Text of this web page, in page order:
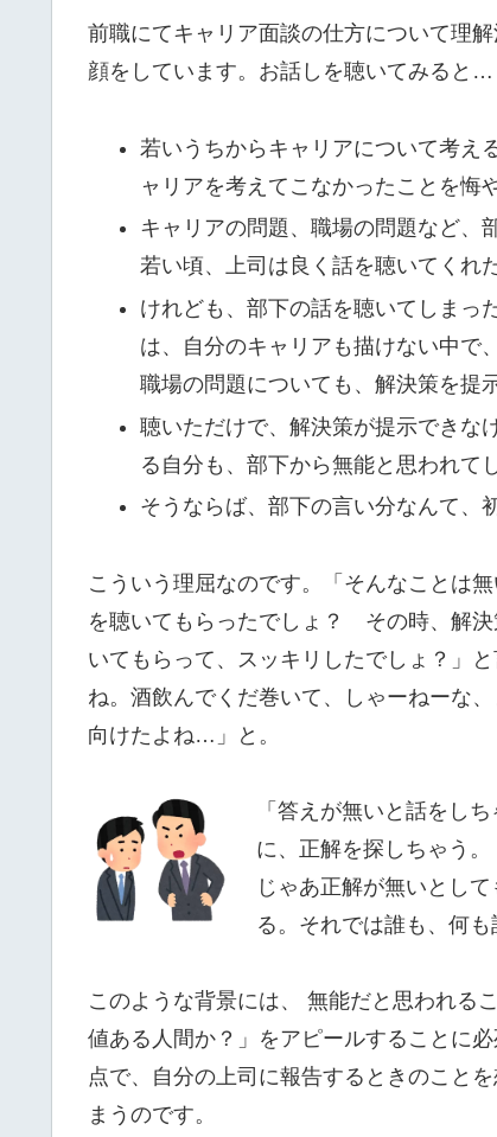
前職にてキャリア面談の仕方について理
顔をしています。お話しを聴いてみると…
若いうちからキャリアについて考え
ャリアを考えてこなかったことを悔
キャリアの問題、職場の問題など、
若い頃、上司は良く話を聴いてくれた
けれども、 部下の話を聴いてしまっ
は、自分のキャリアも描けない中で
職場の問題についても、解決策を提
聴いただけで、解決策が提示できな
る自分も、部下から無能と思われて
そうならば、部下の言い分なんて、
こういう理屈なのです。「そんなことは
を聴いてもらったでしょ？ その時、解
いてもらって、スッキリしたでしょ？」
ね。酒飲んでくだ巻いて、しゃーねーな
向けたよね…」と。
「答えが無いと話をし
に、正解を探しちゃう
じゃあ正解が無いとし
る。それでは誰も、何も
このような背景には、 無能だと思われる
値ある人間か？」をアピールすることに
点で、自分の上司に報告するときのこと
まうのです。